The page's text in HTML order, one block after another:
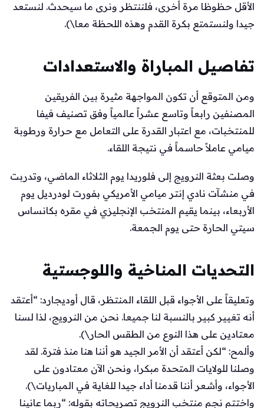
الأقل حظوظا مرة أخرى، فلننتظر ونرى ما سيحدث. لنستعد
جيدا ولنستمتع بكرة القدم وهذه اللحظة معا\).
تفاصيل المباراة والاستعدادات
ومن المتوقع أن تكون المواجهة مثيرة بين الفريقين
المصنفين رابعاً وتاسع عشراً عالمياً وفق تصنيف فيفا
للمنتخبات، مع اعتبار القدرة على التعامل مع حرارة ورطوبة
ميامي عاملاً حاسماً في نتيجة اللقاء.
وصلت بعثة النرويج إلى فلوريدا يوم الثلاثاء الماضي، وتدربت
في منشآت نادي إنتر ميامي الأمريكي بفورت لودرديل يوم
الأربعاء، بينما يقيم المنتخب الإنجليزي في مقره بكانساس
سيتي الحارة حتى يوم الجمعة.
التحديات المناخية واللوجستية
وتعليقاً على الأجواء قبل اللقاء المنتظر، قال أوديجارد: “أعتقد
أنه تغيير كبير بالنسبة لنا جميعا. نحن من النرويج، لذا لسنا
معتادين على هذا النوع من الطقس الحار\).
وألمح: “لكن أعتقد أن الأمر الجيد هو أننا هنا منذ فترة. لقد
وصلنا للولايات المتحدة مبكرا، ونحن الآن معتادون على
الأجواء، وأشعر أننا قدمنا أداء جيدا للغاية في المباريات\).
واختتم نجم منتخب النرويج تصريحاته بقوله: “ربما عانينا